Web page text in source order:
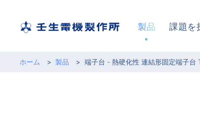
製品 課題を
ホーム 製品 端子台 - 熱硬化性 連結形固定端子台